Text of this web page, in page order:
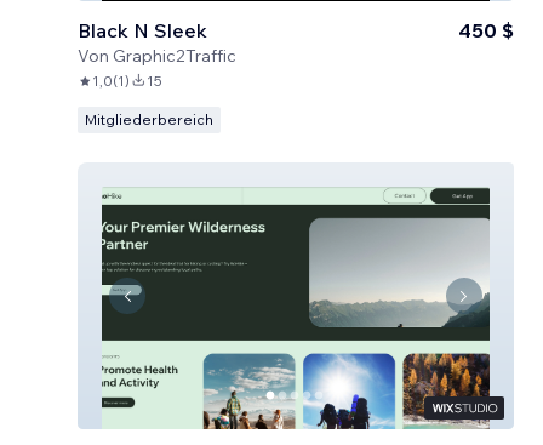
Black N Sleek
Von Graphic2Traffic
450 $
1,0(1) 15
Mitgliederbereich